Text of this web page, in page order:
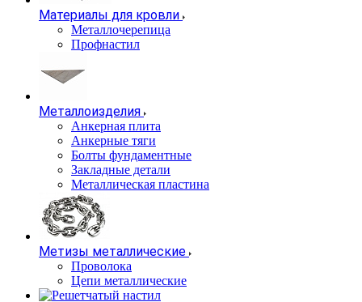
Материалы для кровли
Металлочерепица
Профнастил
Металлоизделия
Анкерная плита
Анкерные тяги
Болты фундаментные
Закладные детали
Металлическая пластина
Метизы металлические
Проволока
Цепи металлические